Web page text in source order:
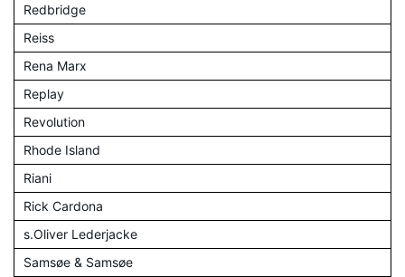
Redbridge
Reiss
Rena Marx
Replay
Revolution
Rhode Island
Riani
Rick Cardona
s.Oliver Lederjacke
Samsøe & Samsøe